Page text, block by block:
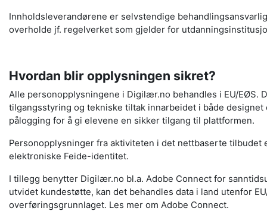
Innholdsleverandørene er selvstendige
overholde jf. regelverket som gjelder for
Hvordan blir opplysningen sikret?
Alle personopplysningene i Digilær.no behandles i EU/EØS.
tilgangsstyring og tekniske tiltak innarbeidet i både
pålogging for å gi elevene en sikker tilgang til plattformen.
Personopplysninger fra aktiviteten i det nettbaserte
elektroniske Feide-identitet.
I tillegg benytter Digilær.no bl.a. Adobe Connect for
utvidet kundestøtte, kan det behandles data i land utenfor
overføringsgrunnlaget. Les mer om Adobe Connect.